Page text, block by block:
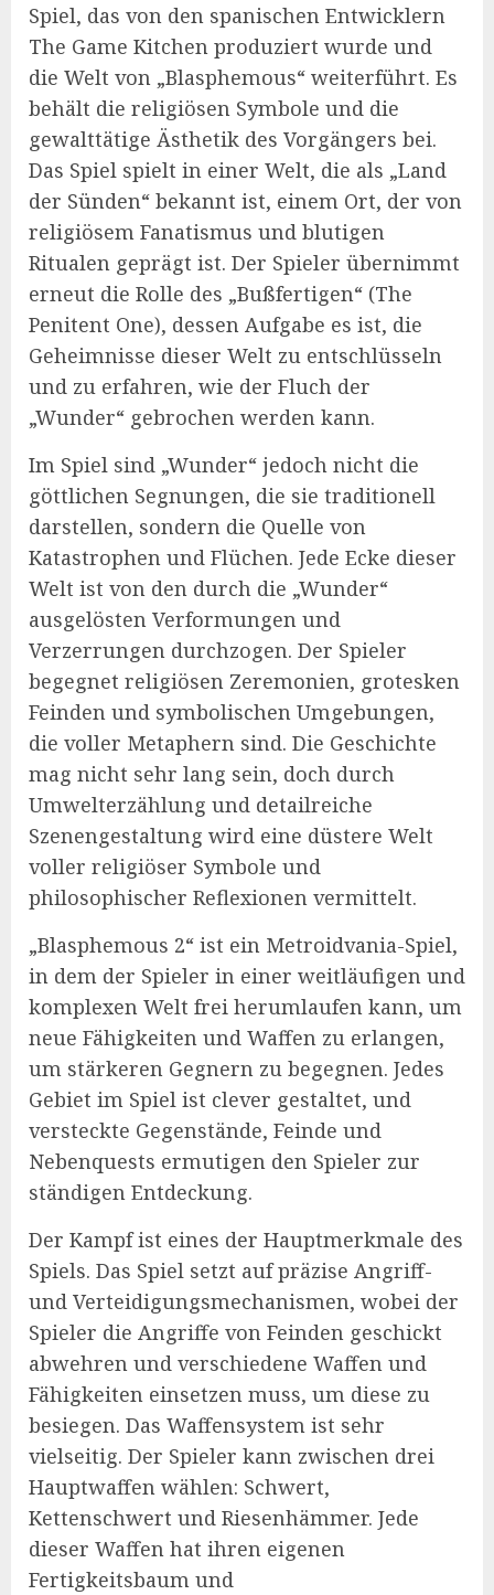
Spiel, das von den spanischen Entwicklern
The Game Kitchen produziert wurde und
die Welt von „Blasphemous“ weiterführt. Es
behält die religiösen Symbole und die
gewalttätige Ästhetik des Vorgängers bei.
Das Spiel spielt in einer Welt, die als „Land
der Sünden“ bekannt ist, einem Ort, der von
religiösem Fanatismus und blutigen
Ritualen geprägt ist. Der Spieler übernimmt
erneut die Rolle des „Bußfertigen“ (The
Penitent One), dessen Aufgabe es ist, die
Geheimnisse dieser Welt zu entschlüsseln
und zu erfahren, wie der Fluch der
„Wunder“ gebrochen werden kann.
Im Spiel sind „Wunder“ jedoch nicht die
göttlichen Segnungen, die sie traditionell
darstellen, sondern die Quelle von
Katastrophen und Flüchen. Jede Ecke dieser
Welt ist von den durch die „Wunder“
ausgelösten Verformungen und
Verzerrungen durchzogen. Der Spieler
begegnet religiösen Zeremonien, grotesken
Feinden und symbolischen Umgebungen,
die voller Metaphern sind. Die Geschichte
mag nicht sehr lang sein, doch durch
Umwelterzählung und detailreiche
Szenengestaltung wird eine düstere Welt
voller religiöser Symbole und
philosophischer Reflexionen vermittelt.
„Blasphemous 2“ ist ein Metroidvania-Spiel,
in dem der Spieler in einer weitläufigen und
komplexen Welt frei herumlaufen kann, um
neue Fähigkeiten und Waffen zu erlangen,
um stärkeren Gegnern zu begegnen. Jedes
Gebiet im Spiel ist clever gestaltet, und
versteckte Gegenstände, Feinde und
Nebenquests ermutigen den Spieler zur
ständigen Entdeckung.
Der Kampf ist eines der Hauptmerkmale des
Spiels. Das Spiel setzt auf präzise Angriff-
und Verteidigungsmechanismen, wobei der
Spieler die Angriffe von Feinden geschickt
abwehren und verschiedene Waffen und
Fähigkeiten einsetzen muss, um diese zu
besiegen. Das Waffensystem ist sehr
vielseitig. Der Spieler kann zwischen drei
Hauptwaffen wählen: Schwert,
Kettenschwert und Riesenhämmer. Jede
dieser Waffen hat ihren eigenen
Fertigkeitsbaum und